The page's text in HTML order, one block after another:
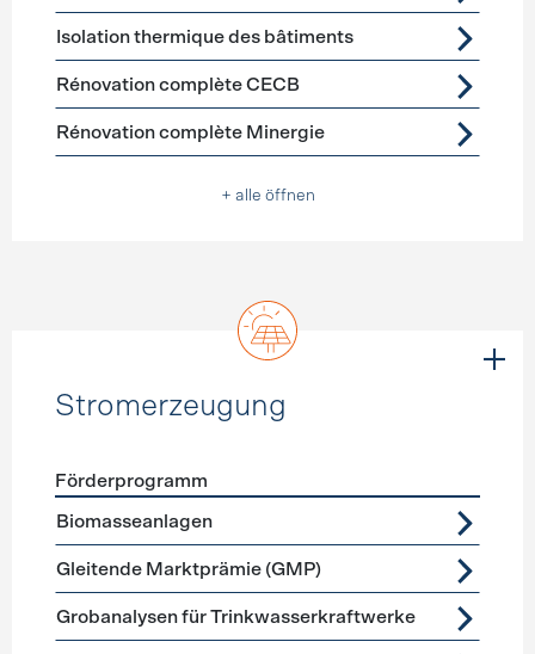
Isolation thermique des bâtiments
Rénovation complète CECB
Rénovation complète Minergie
+ alle öffnen
Stromerzeugung
Förderprogramme
Förderprogramm
Biomasseanlagen
Gleitende Marktprämie (GMP)
Grobanalysen für Trinkwasserkraftwerke